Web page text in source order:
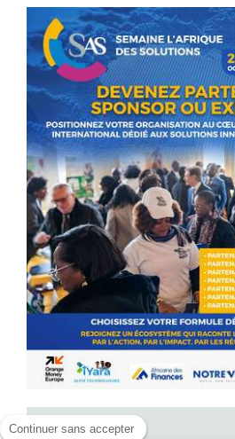
Continuer sans accepter